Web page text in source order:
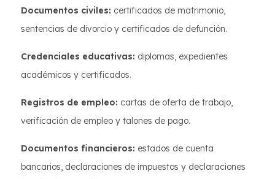
Documentos civiles: certificados de matrimonio,
sentencias de divorcio y certificados de defunción.
Credenciales educativas: diplomas, expedientes
académicos y certificados.
Registros de empleo: cartas de oferta de trabajo,
verificación de empleo y talones de pago.
Documentos financieros: estados de cuenta
bancarios, declaraciones de impuestos y declaraciones